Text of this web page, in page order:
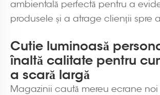
ambientală perfectă pentru a
produsele și a atrage clienții spre
Cutie luminoasă
înaltă calitate pentru
a scară largă
Magazinii caută mereu ecrane noi